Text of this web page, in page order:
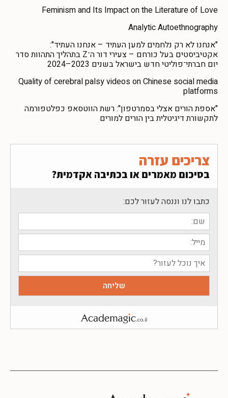
Feminism and Its Impact on the Literature of Love
Analytic Autoethnography
"אנחנו לא רק נלחמים למען העתיד – אנחנו העתיד":
אקטיביסטים בעל כורחם – צעירי דור ה־Z בתהליך התהוות סדר
יום חברתי־פוליטי חדש בישראל בשנים 2023–2024
Quality of cerebral palsy videos on Chinese social media
platforms
"אספת הורים אצלי בסמרטפון": רשת הווטסאפ כפלטפורמה
לתקשורת דיגיטלית בין הורים למורים
צריכים עזרה
בסיכום מאמרים או בכתיבה אקדמית?
כתבו לנו וננסה לעזור לכם: